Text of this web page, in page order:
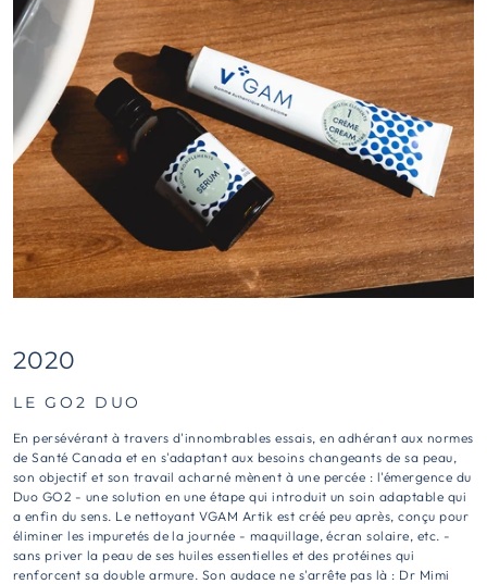
2020
LE GO2 DUO
En persévérant à travers d'innombrables essais, en adhérant aux normes
de Santé Canada et en s'adaptant aux besoins changeants de sa peau,
son objectif et son travail acharné mènent à une percée : l'émergence du
Duo GO2 - une solution en une étape qui introduit un soin adaptable qui
a enfin du sens. Le nettoyant VGAM Artik est créé peu après, conçu pour
éliminer les impuretés de la journée - maquillage, écran solaire, etc. -
sans priver la peau de ses huiles essentielles et des protéines qui
renforcent sa double armure. Son audace ne s'arrête pas là : Dr Mimi